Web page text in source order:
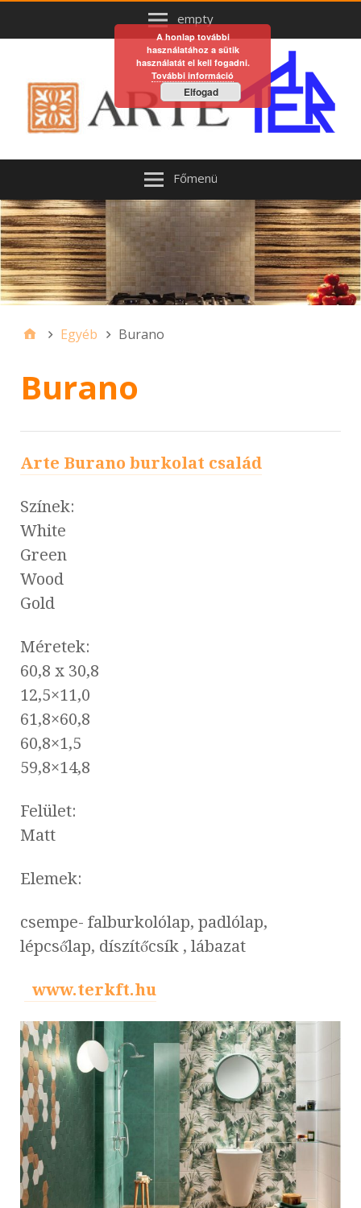
empty
Főmenü
Egyéb Burano
Burano
Arte Burano burkolat család
Színek:
White
Green
Wood
Gold
Méretek:
60,8 x 30,8
12,5×11,0
61,8×60,8
60,8×1,5
59,8×14,8
Felület:
Matt
Elemek:
csempe- falburkolólap, padlólap,
lépcsőlap, díszítőcsík , lábazat
www.terkft.hu
A honlap további
használatához a sütik
használatát el kell fogadni.
További információ
Elfogad